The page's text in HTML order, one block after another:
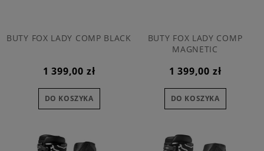
BUTY FOX LADY COMP BLACK
1 399,00 zł
DO KOSZYKA
BUTY FOX LADY COMP
MAGNETIC
1 399,00 zł
DO KOSZYKA